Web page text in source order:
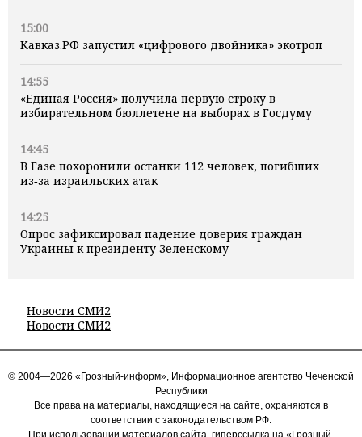
15:00
Кавказ.РФ запустил «цифрового двойника» экотроп
14:55
«Единая Россия» получила первую строку в
избирательном бюллетене на выборах в Госдуму
14:45
В Газе похоронили останки 112 человек, погибших
из‑за израильских атак
14:25
Опрос зафиксировал падение доверия граждан
Украины к президенту Зеленскому
Новости СМИ2
Новости СМИ2
© 2004—2026 «Грозный-информ», Информационное агентство Чеченской
Республики
Все права на материалы, находящиеся на сайте, охраняются в
соответствии с законодательством РФ.
При использовании материалов сайта, гиперссылка на «Грозный-